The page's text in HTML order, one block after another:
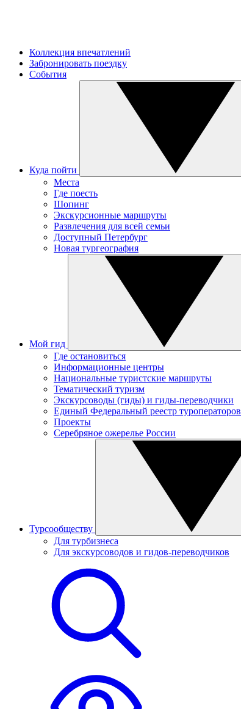
Коллекция впечатлений
Забронировать поездку
События
Куда пойти
Места
Где поесть
Шопинг
Экскурсионные маршруты
Развлечения для всей семьи
Доступный Петербург
Новая тургеография
Мой гид
Где остановиться
Информационные центры
Национальные туристские маршруты
Тематический туризм
Экскурсоводы (гиды) и гиды-переводчики
Единый Федеральный реестр туроператоров
Проекты
Серебряное ожерелье России
Турсообществу
Для турбизнеса
Для экскурсоводов и гидов-переводчиков